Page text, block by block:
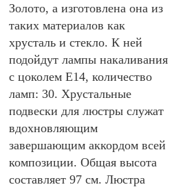
Золото, а изготовлена она из
таких материалов как
хрусталь и стекло. К ней
подойдут лампы накаливания
с цоколем E14, количество
ламп: 30. Хрустальные
подвески для люстры служат
вдохновляющим
завершающим аккордом всей
композиции. Общая высота
составляет 97 см. Люстра